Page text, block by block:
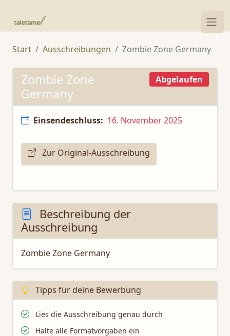
Start Ausschreibungen Zombie Zone Germany
Zombie Zone
Germany
Abgelaufen
Einsendeschluss: 16. November 2025
Zur Original-Ausschreibung
Beschreibung der
Ausschreibung
Zombie Zone Germany
Tipps für deine Bewerbung
Lies die Ausschreibung genau durch
Halte alle Formatvorgaben ein